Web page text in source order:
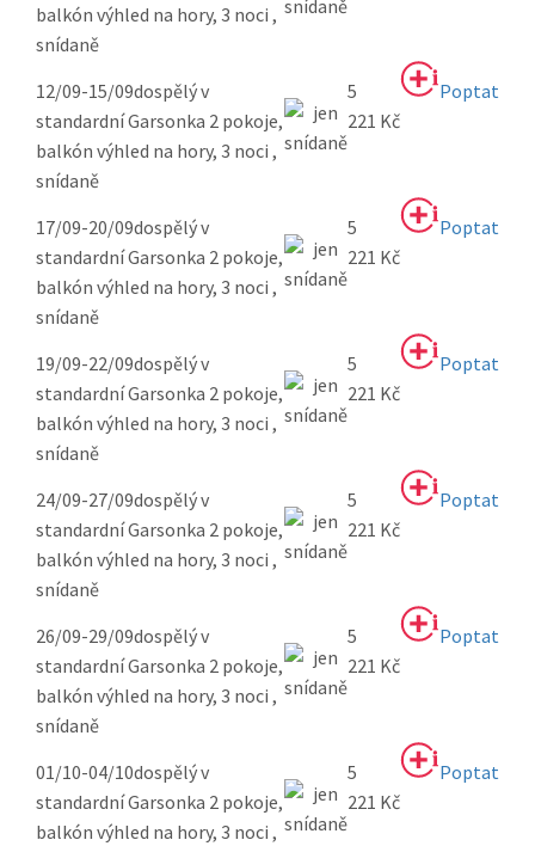
balkón výhled na hory, 3 noci ,
snídaně
12/09-15/09dospělý v
standardní Garsonka 2 pokoje,
balkón výhled na hory, 3 noci ,
snídaně
5
221 Kč
Poptat
17/09-20/09dospělý v
standardní Garsonka 2 pokoje,
balkón výhled na hory, 3 noci ,
snídaně
5
221 Kč
Poptat
19/09-22/09dospělý v
standardní Garsonka 2 pokoje,
balkón výhled na hory, 3 noci ,
snídaně
5
221 Kč
Poptat
24/09-27/09dospělý v
standardní Garsonka 2 pokoje,
balkón výhled na hory, 3 noci ,
snídaně
5
221 Kč
Poptat
26/09-29/09dospělý v
standardní Garsonka 2 pokoje,
balkón výhled na hory, 3 noci ,
snídaně
5
221 Kč
Poptat
01/10-04/10dospělý v
standardní Garsonka 2 pokoje,
balkón výhled na hory, 3 noci ,
5
221 Kč
Poptat